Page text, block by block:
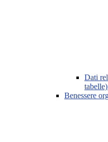
Dati
tabelle)
Benessere